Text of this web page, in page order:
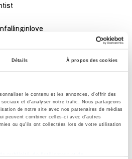
Détails À propos des cookies
le contenu et les annonces, d'offrir des
et d'analyser notre trafic. Nous partageons
de notre site avec nos partenaires de médias
peuvent combiner celles-ci avec d'autres
ou qu'ils ont collectées lors de votre utilisation
You
Liar
Stars